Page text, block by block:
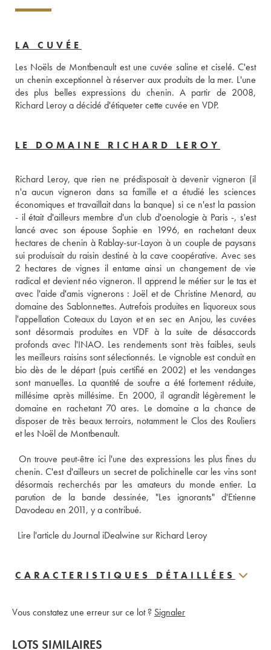
LA CUVÉE
Les Noëls de Montbenault est une cuvée saline et ciselé. C'est
un chenin exceptionnel à réserver aux produits de la mer. L'une
des plus belles expressions du chenin. A partir de 2008,
Richard Leroy a décidé d'étiqueter cette cuvée en VDP.
LE DOMAINE RICHARD LEROY
Richard Leroy, que rien ne prédisposait à devenir vigneron (il
n'a aucun vigneron dans sa famille et a étudié les sciences
économiques et travaillait dans la banque) si ce n'est la passion
- il était d'ailleurs membre d'un club d'oenologie à Paris -, s'est
lancé avec son épouse Sophie en 1996, en rachetant deux
hectares de chenin à Rablay-sur-Layon à un couple de paysans
sui produisait du raisin destiné à la cave coopérative. Avec ses
2 hectares de vignes il entame ainsi un changement de vie
radical et devient néo vigneron. Il apprend le métier sur le tas et
avec l'aide d'amis vignerons : Joël et de Christine Menard, au
domaine des Sablonnettes. Autrefois produites en liquoreux sous
l'appellation Coteaux du Layon et en sec en Anjou, les cuvées
sont désormais produites en VDF à la suite de désaccords
profonds avec l'INAO. Les rendements sont très faibles, seuls
les meilleurs raisins sont sélectionnés. Le vignoble est conduit en
bio dès de le départ (puis certifié en 2002) et les vendanges
sont manuelles. La quantité de soufre a été fortement réduite,
millésime après millésime. En 2000, il agrandit légèrement le
domaine en rachetant 70 ares. Le domaine a la chance de
disposer de très beaux terroirs, notamment le Clos des Rouliers
et les Noël de Montbenault.
On trouve peut-être ici l'une des expressions les plus fines du
chenin. C'est d'ailleurs un secret de polichinelle car les vins sont
désormais recherchés par les amateurs du monde entier. La
parution de la bande dessinée, "Les ignorants" d'Etienne
Davodeau en 2011, y a contribué.
Lire l'article du Journal iDealwine sur Richard Leroy
CARACTERISTIQUES DÉTAILLÉES
Vous constatez une erreur sur ce lot ? Signaler
LOTS SIMILAIRES